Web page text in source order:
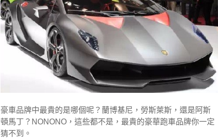
豪車品牌中最貴的是哪個呢？蘭博基尼，勞斯萊斯，還是阿斯
頓馬丁？NONONO，這些都不是，最貴的豪華跑車品牌你一定
猜不到。